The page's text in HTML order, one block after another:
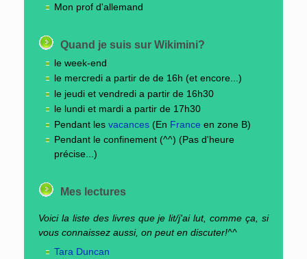
Mon prof d'allemand
Quand je suis sur Wikimini?
le week-end
le mercredi a partir de de 16h (et encore...)
le jeudi et vendredi a partir de 16h30
le lundi et mardi a partir de 17h30
Pendant les vacances(En France en zone B)
Pendant le confinement (^^) (Pas d'heure
précise...)
Mes lectures
Voici la liste des livres que je lit/j'ai lut, comme ça, si
vous connaissez aussi, on peut en discuter!^^
Tara Duncan